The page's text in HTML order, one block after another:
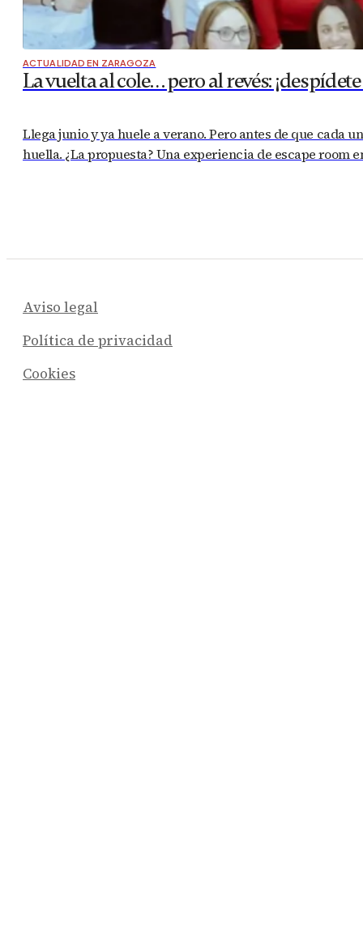
ACTUALIDAD EN ZARAGOZA
La vuelta al cole… pero al revés:
Llega junio y ya huele a verano. Pero antes de que cada
huella. ¿La propuesta? Una experiencia de escape room
Aviso legal
Política de privacidad
Cookies